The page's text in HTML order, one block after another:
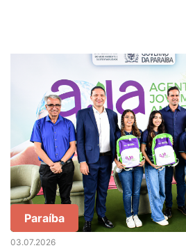
Paraíba
03.07.2026